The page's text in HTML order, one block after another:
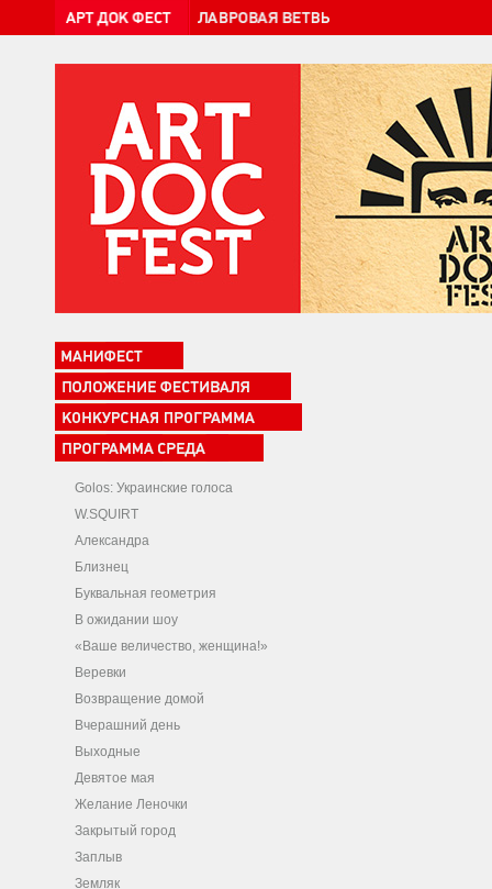
Golos: Украинские голоса
W.SQUIRT
Александра
Близнец
Буквальная геометрия
В ожидании шоу
«Ваше величество, женщина!»
Веревки
Возвращение домой
Вчерашний день
Выходные
Девятое мая
Желание Леночки
Закрытый город
Заплыв
Земляк